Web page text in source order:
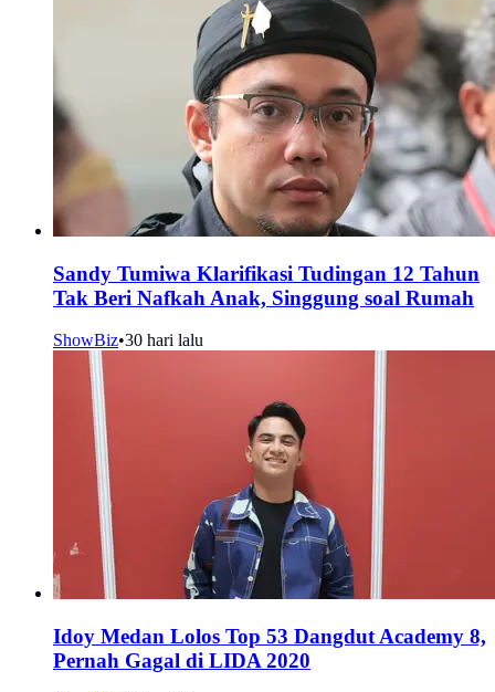
Sandy Tumiwa Klarifikasi Tudingan 12 Tahun
Tak Beri Nafkah Anak, Singgung soal Rumah
ShowBiz•30 hari lalu
Idoy Medan Lolos Top 53 Dangdut Academy 8,
Pernah Gagal di LIDA 2020